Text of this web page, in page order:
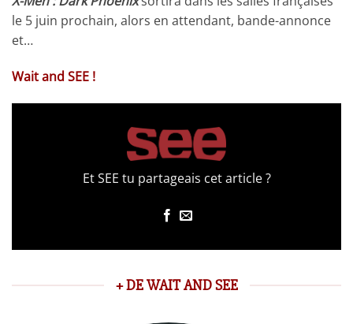
le 5 juin prochain, alors en attendant, bande-annonce
et…
Wait and SEE !
Et SEE tu partageais cet article ?
+ DE WAIT AND SEE